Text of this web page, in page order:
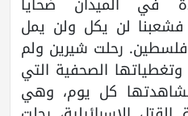
فشعبنا لن يكل ولن يمل
رحلت شيرين ولم
الصحفية التي
كل يوم، وهي